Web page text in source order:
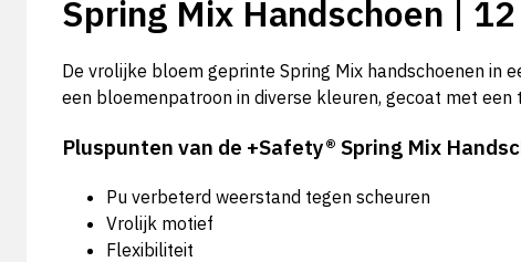
Spring Mix Handschoen |
De vrolijke bloem geprinte Spring Mix handschoenen in
een bloemenpatroon in diverse kleuren, gecoat met
Pluspunten van de +Safety® Spring Mix
Pu verbeterd weerstand tegen scheuren
Vrolijk motief
Flexibiliteit